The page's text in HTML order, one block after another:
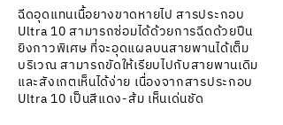
ฉีดอุดแทนเนื้อยางขาดหายไป สารประกอบ
Ultra 10 สามารถซ่อมได้ด้วยการฉีดด้วยปืน
ยิงกาวพิเศษ ที่จะอุดแผลบนสายพานได้เต็ม
บริเวณ สามารถขัดให้เรียบไปกับสายพานเดิม
และสังเกตเห็นได้ง่าย เนื่องจากสารประกอบ
Ultra 10 เป็นสีแดง-ส้ม เห็นเด่นชัด